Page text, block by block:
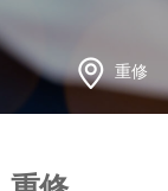
重修